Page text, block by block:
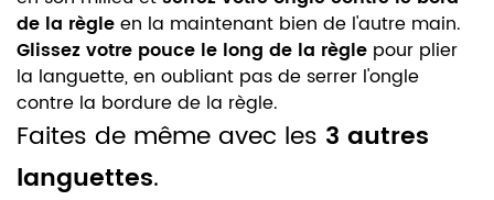
de la règleen la maintenant bien de l'autre main.
Glissez votre pouce le long de la règle pour plier
la languette, en oubliant pas de serrer l'ongle
contre la bordure de la règle.
Faites de même avec les 3 autres
languettes.